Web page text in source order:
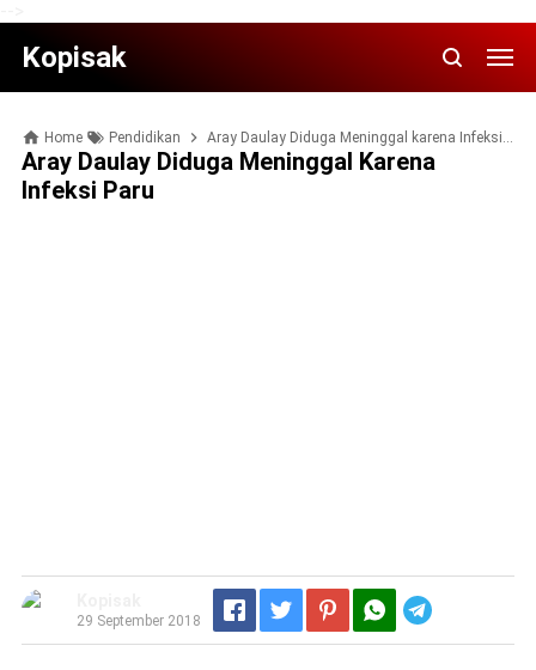
Kopisak
Home Pendidikan Aray Daulay Diduga Meninggal karena Infeksi Paru
Aray Daulay Diduga Meninggal Karena
Infeksi Paru
29 September 2018